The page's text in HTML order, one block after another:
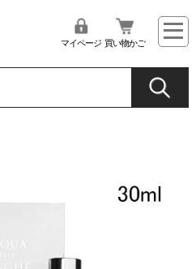
マイページ 買い物かご